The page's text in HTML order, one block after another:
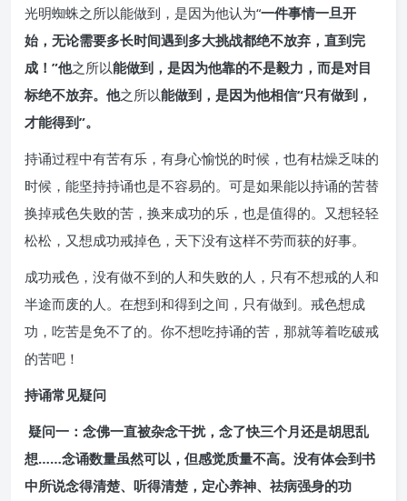
光明蜘蛛之所以能做到，是因为他认为“一件事情一旦开
始，无论需要多长时间遇到多大挑战都绝不放弃，直到完
成！”他之所以能做到，是因为他靠的不是毅力，而是对目
标绝不放弃。他之所以能做到，是因为他相信“只有做到，
才能得到”。
持诵过程中有苦有乐，有身心愉悦的时候，也有枯燥乏味的
时候，能坚持持诵也是不容易的。可是如果能以持诵的苦替
换掉戒色失败的苦，换来成功的乐，也是值得的。又想轻轻
松松，又想成功戒掉色，天下没有这样不劳而获的好事。
成功戒色，没有做不到的人和失败的人，只有不想戒的人和
半途而废的人。在想到和得到之间，只有做到。戒色想成
功，吃苦是免不了的。你不想吃持诵的苦，那就等着吃破戒
的苦吧！
持诵常见疑问
疑问一：念佛一直被杂念干扰，念了快三个月还是胡思乱
想……念诵数量虽然可以，但感觉质量不高。没有体会到书
中所说念得清楚、听得清楚，定心养神、祛病强身的功